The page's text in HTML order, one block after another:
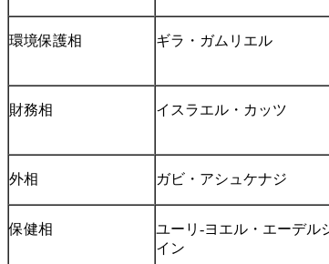
環境保護相 ギラ・ガムリエル
財務相 イスラエル・カッツ
外相 ガビ・アシュケナジ
保健相
ユーリ-ヨエル・エーデル
イン